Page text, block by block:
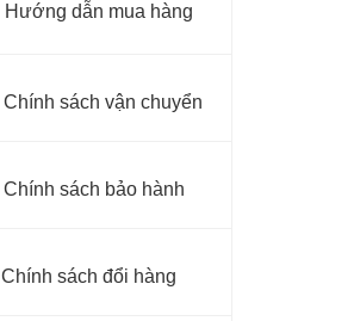
Hướng dẫn mua hàng
Chính sách vận chuyển
Chính sách bảo hành
Chính sách đổi hàng